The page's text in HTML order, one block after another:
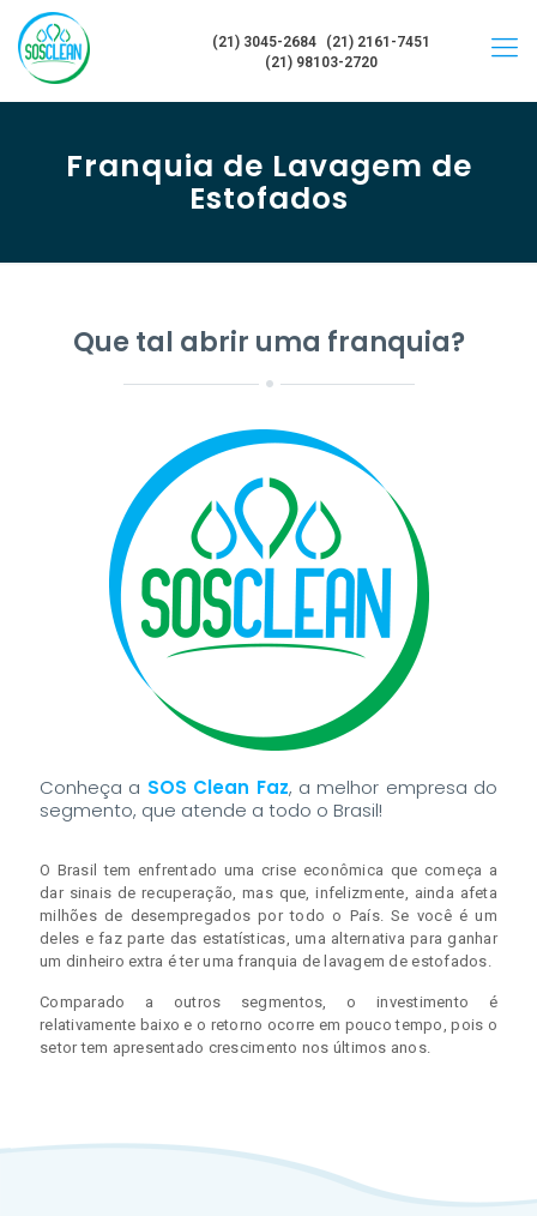
(21) 3045-2684
(21) 2161-7451
(21) 98103-2720
Franquia de Lavagem de
Estofados
Que tal abrir uma franquia?
Conheça a SOS Clean Faz, a melhor empresa do
segmento, que atende a todo o Brasil!
O Brasil tem enfrentado uma crise econômica que começa a
dar sinais de recuperação, mas que, infelizmente, ainda afeta
milhões de desempregados por todo o País. Se você é um
deles e faz parte das estatísticas, uma alternativa para ganhar
um dinheiro extra é ter uma franquia de lavagem de estofados.
Comparado a outros segmentos, o investimento é
relativamente baixo e o retorno ocorre em pouco tempo, pois o
setor tem apresentado crescimento nos últimos anos.